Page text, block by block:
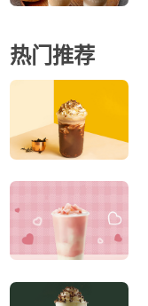
热门推荐